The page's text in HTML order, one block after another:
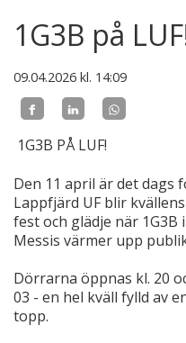
1G3B på
09.04.2026 kl. 14:09
1G3B PÅ LUF!
Den 11 april är det dags
Lappfjärd UF blir
fest och glädje när
Messis värmer upp
Dörrarna öppnas kl. 20
03 - en hel kväll fylld av
topp.